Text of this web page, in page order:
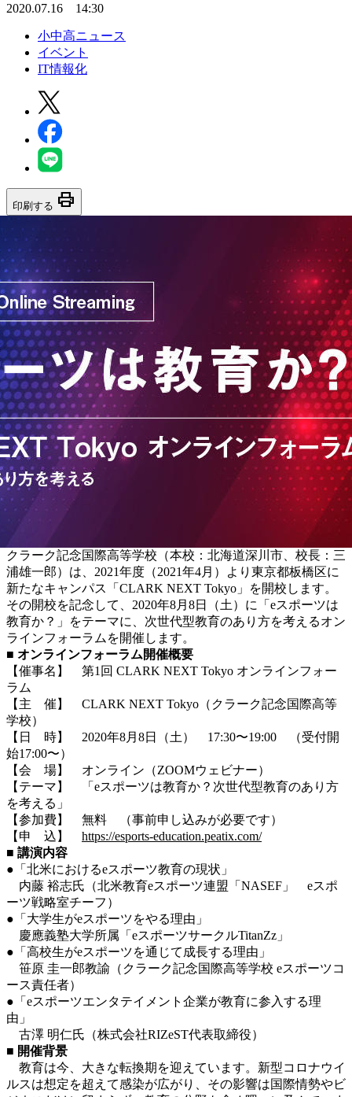
2020.07.16 14:30
小中高ニュース
イベント
IT情報化
印刷する print
クラーク記念国際高等学校（本校：北海道深川市、校長：三
浦雄一郎）は、2021年度（2021年4月）より東京都板橋区に
新たなキャンパス「CLARK NEXT Tokyo」を開校します。
その開校を記念して、2020年8月8日（土）に「eスポーツは
教育か？」をテーマに、次世代型教育のあり方を考えるオン
ラインフォーラムを開催します。
■ オンラインフォーラム開催概要
【催事名】 第1回 CLARK NEXT Tokyo オンラインフォー
ラム
【主 催】 CLARK NEXT Tokyo（クラーク記念国際高等
学校）
【日 時】 2020年8月8日（土） 17:30〜19:00 （受付開
始17:00〜）
【会 場】 オンライン（ZOOMウェビナー）
【テーマ】 「eスポーツは教育か？次世代型教育のあり方
を考える」
【参加費】 無料 （事前申し込みが必要です）
【申 込】 https://esports-education.peatix.com/
■ 講演内容
●「北米におけるeスポーツ教育の現状」
内藤 裕志氏（北米教育eスポーツ連盟「NASEF」 eスポ
ーツ戦略室チーフ）
●「大学生がeスポーツをやる理由」
慶應義塾大学所属「eスポーツサークルTitanZz」
●「高校生がeスポーツを通じて成長する理由」
笹原 圭一郎教諭（クラーク記念国際高等学校 eスポーツコ
ース責任者）
●「eスポーツエンタテイメント企業が教育に参入する理
由」
古澤 明仁氏（株式会社RIZeST代表取締役）
■ 開催背景
教育は今、大きな転換期を迎えています。新型コロナウイ
ルスは想定を超えて感染が広がり、その影響は国際情勢やビ